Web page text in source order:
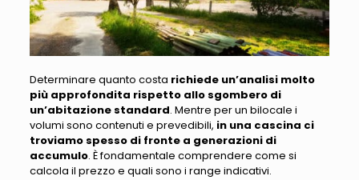
Determinare quanto costa richiede un’analisi molto
più approfondita rispetto allo sgombero di
un’abitazione standard. Mentre per un bilocale i
volumi sono contenuti e prevedibili, in una cascina ci
troviamo spesso di fronte a generazioni di
accumulo. È fondamentale comprendere come si
calcola il prezzo e quali sono i range indicativi.